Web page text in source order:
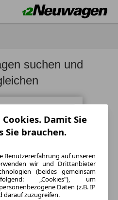
suchen und
Damit Sie
Sie brauchen.
Benutzererfahrung auf unseren
wir und Drittanbieter
(beides gemeinsam
„Cookies"), um
Daten (z.B. IP
darauf zuzugreifen.